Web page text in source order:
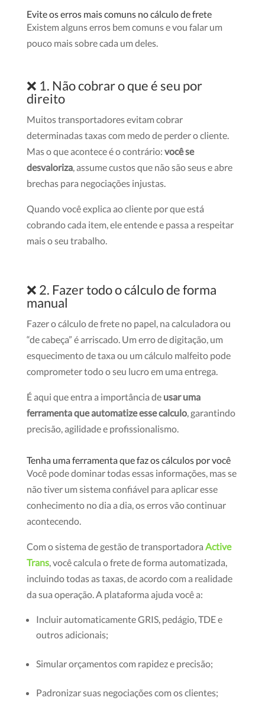
Evite os erros mais comuns no cálculo de frete
Existem alguns erros bem comuns e vou falar um
pouco mais sobre cada um deles.
❌ 1. Não cobrar o que é seu por
direito
Muitos transportadores evitam cobrar
determinadas taxas com medo de perder o cliente.
Mas o que acontece é o contrário: você se
desvaloriza, assume custos que não são seus e abre
brechas para negociações injustas.
Quando você explica ao cliente por que está
cobrando cada item, ele entende e passa a respeitar
mais o seu trabalho.
❌ 2. Fazer todo o cálculo de forma
manual
Fazer o cálculo de frete no papel, na calculadora ou
“de cabeça” é arriscado. Um erro de digitação, um
esquecimento de taxa ou um cálculo malfeito pode
comprometer todo o seu lucro em uma entrega.
É aqui que entra a importância de usar uma
ferramenta que automatize esse calculo, garantindo
precisão, agilidade e profissionalismo.
Tenha uma ferramenta que faz os cálculos por você
Você pode dominar todas essas informações, mas se
não tiver um sistema confiável para aplicar esse
conhecimento no dia a dia, os erros vão continuar
acontecendo.
Com o sistema de gestão de transportadora Active
Trans, você calcula o frete de forma automatizada,
incluindo todas as taxas, de acordo com a realidade
da sua operação. A plataforma ajuda você a:
Incluir automaticamente GRIS, pedágio, TDE e
outros adicionais;
Simular orçamentos com rapidez e precisão;
Padronizar suas negociações com os clientes;